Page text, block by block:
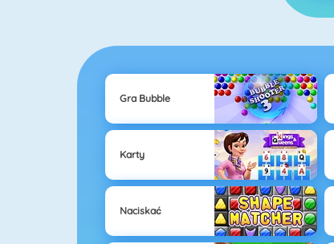
Gra Bubble
Karty
Naciskać